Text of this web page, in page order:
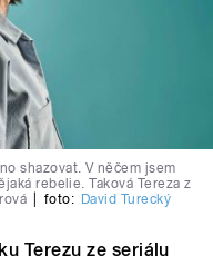
shazovat. V něčem jsem
rebelie. Taková Tereza z
foto: David Turecký
Terezu ze seriálu